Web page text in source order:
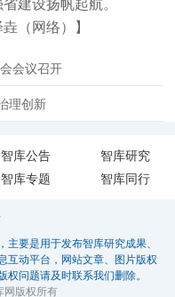
建设扬帆起航。
（网络）】
会议召开
理创新
智库公告
智库研究
智库专题 智库同行
要是用于发布智库研究成果、
互动平台，网站文章、图片版权
问题请及时联系我们删除。
版权所有